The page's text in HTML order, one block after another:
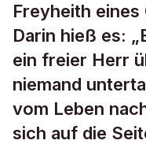
Freyheith eines
Darin hieß es:
ein freier Herr
niemand
vom Leben
sich auf die